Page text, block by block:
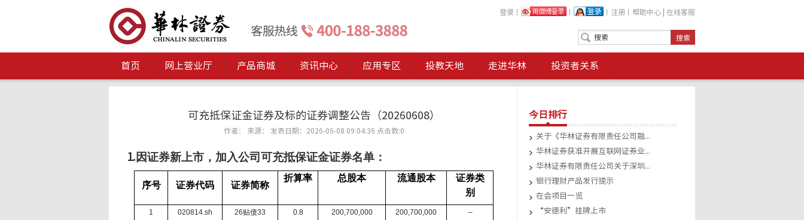
登录 注册 帮助中心 在线客服
首页 网上营业厅 产品商城 资讯中心 应用专区 投教天地 走进华林 投资者关系
可充抵保证金证券及标的证券调整公告（20260608）
作者： 来源： 发表日期：2026-06-08 09:04:36 点击数:0
1. 因证券新上市，加入公司可充抵保证金证券名单：
序号 证券代码 证券简称
折算率 总股本 流通股本
证券类
别
1 020814.sh 26贴债33 0.8 200,700,000 200,700,000 --
今日排行
关于《华林证券有限责任公司融...
华林证券获准开展互联网证券业...
华林证券有限责任公司关于深圳...
银行理财产品发行提示
在会项目一览
“安德利”挂牌上市